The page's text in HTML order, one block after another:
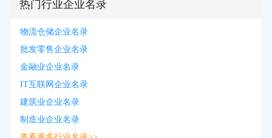
热门行业企业名录
物流仓储企业名录
批发零售企业名录
金融业企业名录
IT互联网企业名录
建筑业企业名录
制造业企业名录